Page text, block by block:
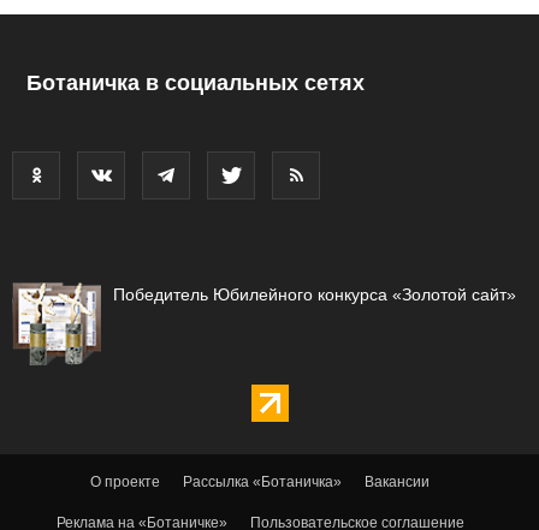
Ботаничка в социальных сетях
Победитель Юбилейного конкурса «Золотой сайт»
О проекте Рассылка «Ботаничка» Вакансии
Реклама на «Ботаничке» Пользовательское соглашение